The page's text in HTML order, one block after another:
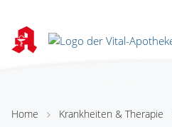
Home Krankheiten & Therapie